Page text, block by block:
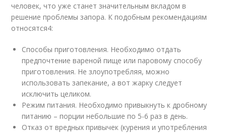
человек, что уже станет значительным вкладом в
решение проблемы запора. К подобным рекомендациям
относятся4:
Способы приготовления. Необходимо отдать
предпочтение вареной пище или паровому способу
приготовления. Не злоупотребляя, можно
использовать запекание, а вот жарку следует
исключить целиком.
Режим питания. Необходимо привыкнуть к дробному
питанию – порции небольшие по 5-6 раз в день.
Отказ от вредных привычек (курения и употребления